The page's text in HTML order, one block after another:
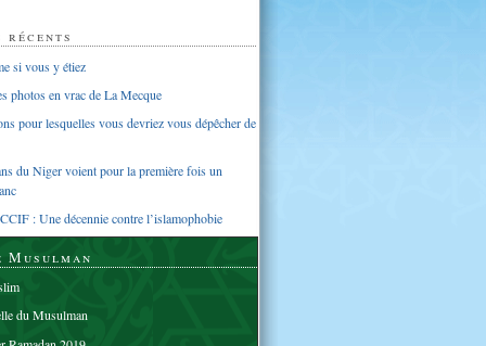
si vous y étiez
photos en vrac de La Mecque
pour lesquelles vous devriez vous dépêcher de
du Niger voient pour la première fois un
: Une décennie contre l’islamophobie
Musulman
du Musulman